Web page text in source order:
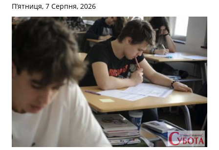
П’ятниця, 7 Серпня, 2026